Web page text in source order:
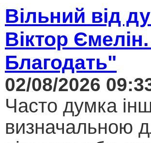
Вільний від
Віктор
Благодать"
02/08/2026
Часто думка
визначальною